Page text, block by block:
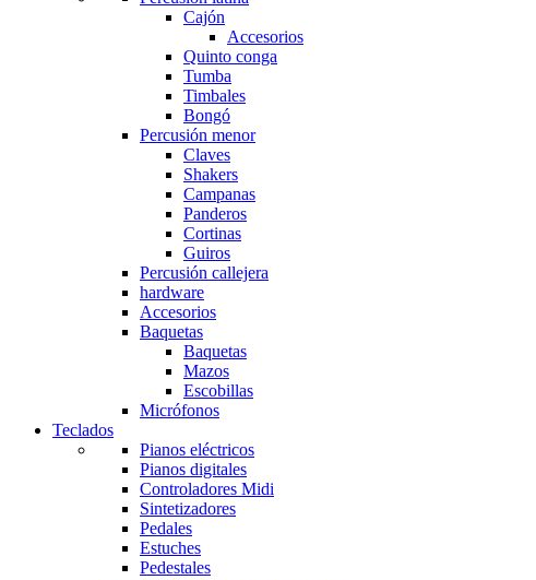
Cajón
Accesorios
Quinto conga
Tumba
Timbales
Bongó
Percusión menor
Claves
Shakers
Campanas
Panderos
Cortinas
Guiros
Percusión callejera
hardware
Accesorios
Baquetas
Baquetas
Mazos
Escobillas
Micrófonos
Teclados
Pianos eléctricos
Pianos digitales
Controladores Midi
Sintetizadores
Pedales
Estuches
Pedestales